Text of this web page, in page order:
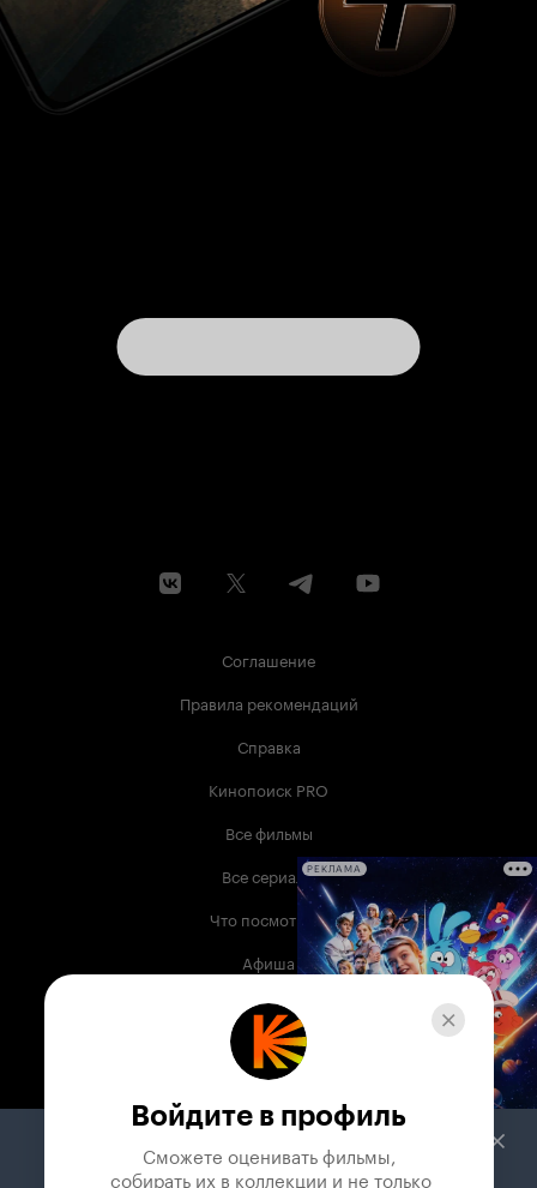
Соглашение
Правила рекомендаций
Справка
Кинопоиск PRO
Все фильмы
Все сериалы
Что посмотреть
Афиша
Музыка
Телепрограмма
Служба поддержки
РЕКЛАМА
Войдите в профиль
Сможете оценивать фильмы,
собирать их в коллекции и не только